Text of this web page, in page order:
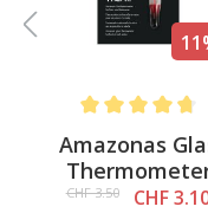
Average rating
Amazonas
mit Sauger
CHF 3.50 CHF